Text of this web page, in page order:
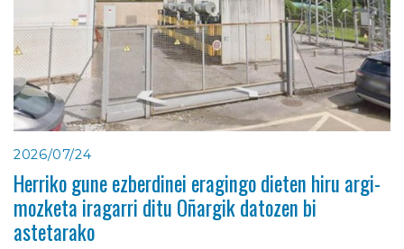
2026/07/24
Herriko gune ezberdinei eragingo dieten hiru argi-
mozketa iragarri ditu Oñargik datozen bi
astetarako